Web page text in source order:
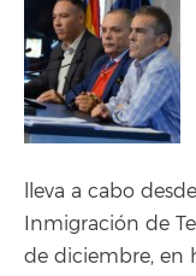
lleva a cabo
Inmigración de
de diciembre, en